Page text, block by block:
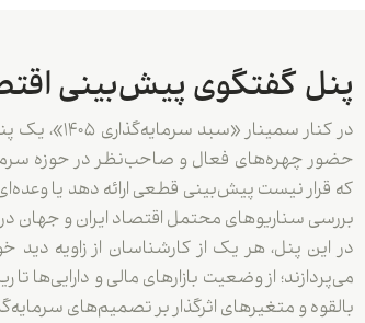
پنل گفتگوی پیش‌بینی
در کنار
حضور چهره‌های فعال و صاحب‌نظر در حوزه
که قرار نیست پیش‌بینی قطعی ارائه دهد یا
بررسی سناریوهای محتمل اقتصاد ایران و
می‌پردازند؛ از وضعیت بازارهای مالی و
بالقوه و متغیرهای اثرگذار بر تصمیم‌های